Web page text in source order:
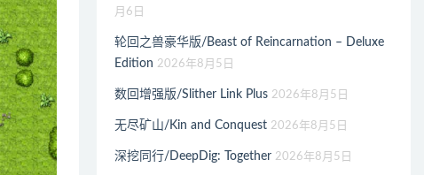
月6日
轮回之兽豪华版/Beast of Reincarnation – Deluxe
Edition 2026年8月5日
数回增强版/Slither Link Plus 2026年8月5日
无尽矿山/Kin and Conquest 2026年8月5日
深挖同行/DeepDig: Together 2026年8月5日